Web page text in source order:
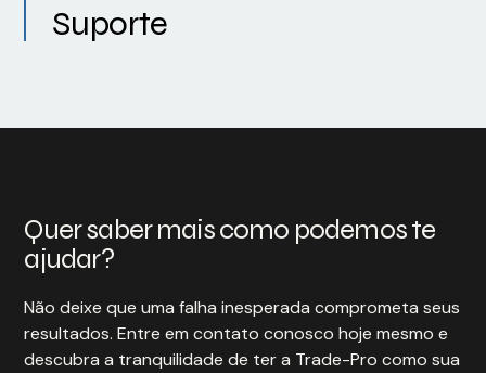
Suporte
Quer saber mais como podemos te
ajudar?
Não deixe que uma falha inesperada comprometa seus
resultados. Entre em contato conosco hoje mesmo e
descubra a tranquilidade de ter a Trade-Pro como sua